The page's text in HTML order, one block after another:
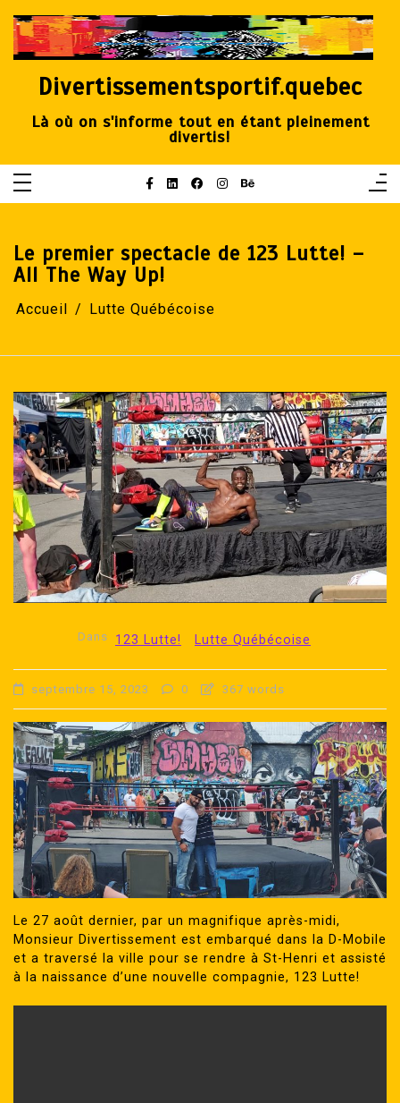
contenu
Divertissementsportif.quebec
Là où on s'informe tout en étant pleinement
divertis!
Le premier spectacle de 123 Lutte! –
All The Way Up!
Accueil Lutte Québécoise
Dans 123 Lutte! Lutte Québécoise
septembre 15, 2023 0 367 words
Le 27 août dernier, par un magnifique après-midi,
Monsieur Divertissement est embarqué dans la D-Mobile
et a traversé la ville pour se rendre à St-Henri et assisté
à la naissance d’une nouvelle compagnie, 123 Lutte!